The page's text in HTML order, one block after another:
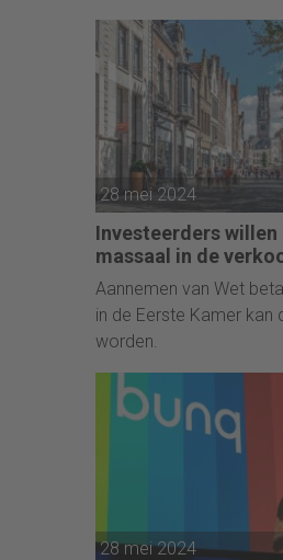
28 mei 2024
Investeerders willen
massaal in de
Aannemen van Wet
in de Eerste Kamer kan
worden.
28 mei 2024